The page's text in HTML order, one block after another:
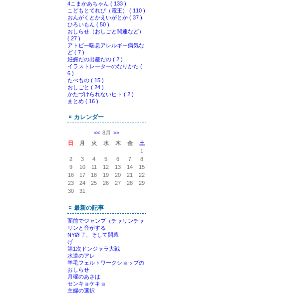
4こまかあちゃん ( 133 )
こどもとてれび（電王） ( 110 )
おんがくとかえいがとか ( 37 )
ひろいもん ( 50 )
おしらせ（おしごと関連など）
( 27 )
アトピー喘息アレルギー病気な
ど ( 7 )
妊娠だの出産だの ( 2 )
イラストレーターのなりかた (
6 )
たべもの ( 15 )
おしごと ( 24 )
かたづけられないヒト ( 2 )
まとめ ( 16 )
カレンダー
<< 8月 >>
日
月 火 水 木 金
土
1
2
3 4 5 6 7
8
9
10 11 12 13 14
15
16
17 18 19 20 21
22
23
24 25 26 27 28
29
30
31
最新の記事
面前でジャンプ（チャリンチャ
リンと音がする
NY終了、そして開幕
げ
第1次ドンジャラ大戦
水道のアレ
羊毛フェルトワークショップの
おしらせ
月曜のあさは
センキョケキョ
主婦の選択